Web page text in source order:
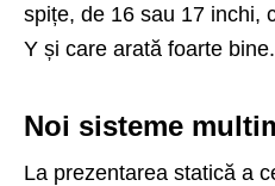
spițe, de 16 sau 17 inchi,
Y și care arată foarte bine.
Noi sisteme
La prezentarea statică a